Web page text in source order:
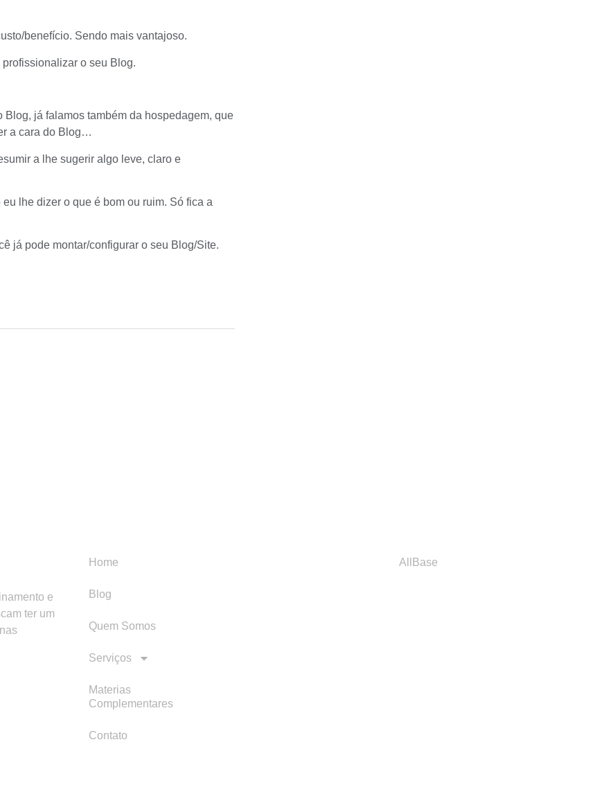
benefício. Sendo mais vantajoso.
o seu Blog.
já falamos também da hospedagem, que
a cara do Blog…
a lhe sugerir algo leve, claro e
lhe dizer o que é bom ou ruim. Só fica a
já pode montar/configurar o seu Blog/Site.
e
ter um
Home
Blog
Quem Somos
Serviços
Materias
Complementares
Contato
AllBase